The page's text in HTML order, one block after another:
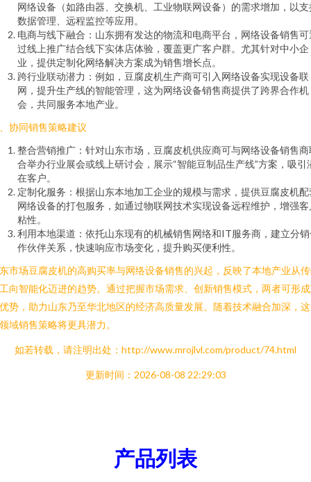
网络设备（如路由器、交换机、工业物联网设备）的需求增加，以支
数据管理、远程监控等应用。
电商与线下融合：山东拥有发达的物流和电商平台，网络设备销售可
过线上推广结合线下实体店体验，覆盖更广客户群。尤其针对中小企
业，提供定制化网络解决方案成为销售增长点。
跨行业联动潜力：例如，豆腐皮机生产商可引入网络设备实现设备联
网，提升生产线的智能管理，这为网络设备销售商提供了跨界合作机
会，共同服务本地产业。
协同销售策略建议
整合营销推广：针对山东市场，豆腐皮机供应商可与网络设备销售商
合举办行业展会或线上研讨会，展示“智能豆制品生产线”方案，吸引
在客户。
定制化服务：根据山东本地加工企业的规模与需求，提供豆腐皮机配
网络设备的打包服务，如通过物联网技术实现设备远程维护，增强客
粘性。
利用本地渠道：依托山东现有的机械销售网络和IT服务商，建立分
作伙伴关系，快速响应市场变化，提升购买便利性。
市场豆腐皮机的高购买率与网络设备销售的兴起，反映了本地产业从
向智能化迈进的趋势。通过把握市场需求、创新销售模式，两者可形
势，助力山东乃至华北地区的经济高质量发展。随着技术融合加深，
域销售策略将更具潜力。
如若转载，请注明出处：http://www.mrojlvl.com/product/74.html
更新时间：2026-08-08 22:29:03
产品列表